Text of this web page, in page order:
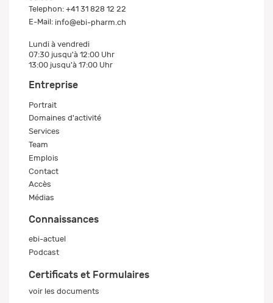
Telephon: +41 31 828 12 22
E-Mail: info@ebi-pharm.ch
Lundi à vendredi
07:30 jusqu'à 12:00 Uhr
13:00 jusqu'à 17:00 Uhr
Entreprise
Portrait
Domaines d'activité
Services
Team
Emplois
Contact
Accès
Médias
Connaissances
ebi-actuel
Podcast
Certificats et Formulaires
voir les documents